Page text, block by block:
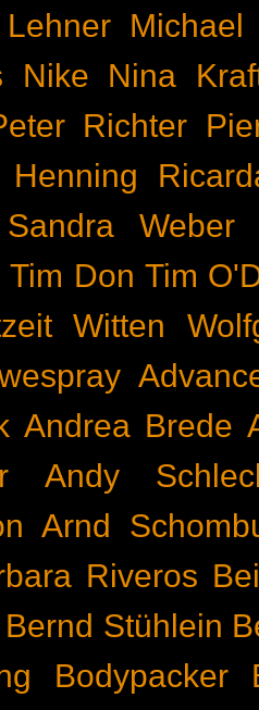
Michael
Nike
Nina
Richter
Henning
Sandra Weber
Tim Don Tim
Witten
Andrea Brede
Andy
Arnd
Riveros
Bernd Stühlein
Bodypacker